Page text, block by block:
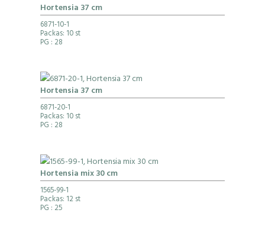
Hortensia 37 cm
6871-10-1
Packas: 10 st
PG : 28
Hortensia 37 cm
6871-20-1
Packas: 10 st
PG : 28
Hortensia mix 30 cm
1565-99-1
Packas: 12 st
PG : 25